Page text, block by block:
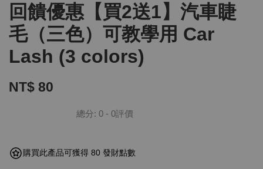
回饋優惠【買2送1】汽車睫
毛（三色）可教學用 Car
Lash (3 colors)
NT$ 80
總分: 0 - 0評價
購買此產品可獲得 80 發財點數